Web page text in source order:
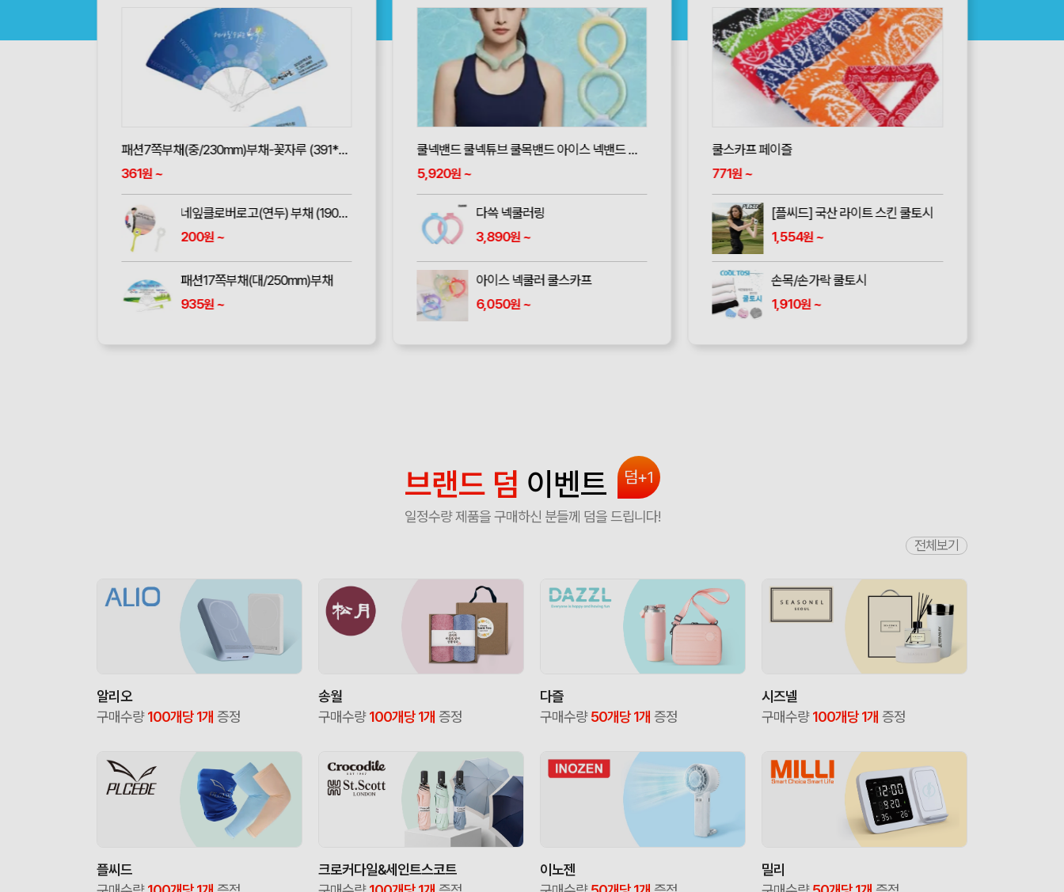
패션7쪽부채(중/230mm)부채-꽃자루 (391*181mm)
361원~
네잎클로버로고(연두) 부채 (190*190mm)
200원~
패션17쪽부채(대/250mm)부채
935원~
쿨넥밴드 쿨넥튜브 쿨목밴드 아이스 넥밴드 넥쿨러 아이스쿨링
5,920원~
다쓱 넥쿨러링
3,890원~
아이스 넥쿨러 쿨스카프
6,050원~
쿨스카프 페이즐
771원~
[플씨드] 국산 라이트 스킨 쿨토시
1,554원~
손목/손가락 쿨토시
1,910원~
브랜드 덤 이벤트 덤+1
일정수량 제품을 구매하신 분들께 덤을 드립니다!
전체보기
알리오
구매수량100개당 1개 증정
송월
구매수량100개당 1개 증정
다즐
구매수량50개당 1개 증정
시즈넬
구매수량100개당 1개 증정
플씨드
크로커다일&세인트스코트
이노젠
밀리